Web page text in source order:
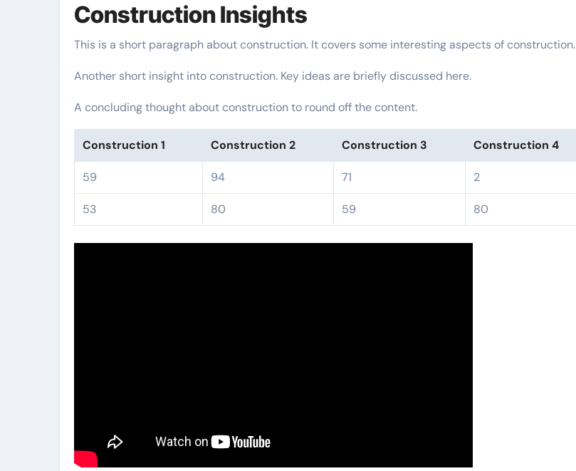
Construction Insights
This is a short paragraph about construction. It covers some interesting aspects of construction.
Another short insight into construction. Key ideas are briefly discussed here.
A concluding thought about construction to round off the content.
Construction 1 Construction 2 Construction 3 Construction 4
59 94 71 2
53 80 59 80